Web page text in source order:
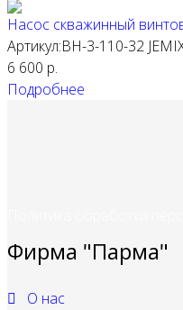
Насос скважинный
Артикул:ВН-3-110-32
6 600 р.
Подробнее
Фирма "Парма"
О нас